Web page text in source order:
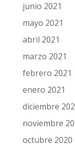
junio 2021
mayo 2021
abril 2021
marzo 2021
febrero 2021
enero 2021
diciembre
noviembre
octubre 2020